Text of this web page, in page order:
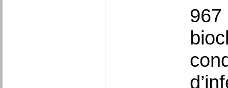
967